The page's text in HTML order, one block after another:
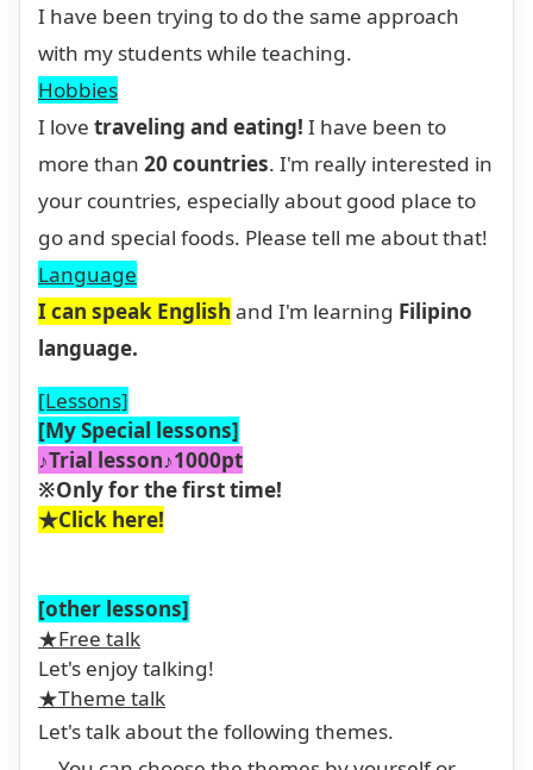
I have been trying to do the same approach
with my students while teaching.
Hobbies
I love traveling and eating! I have been to
more than 20 countries. I'm really interested in
your countries, especially about good place to
go and special foods. Please tell me about that!
Language
I can speak English and I'm learning Filipino
language.
[Lessons]
[My Special lessons]
♪Trial lesson♪1000pt
※Only for the first time!
★Click here!
[other lessons]
★Free talk
Let's enjoy talking!
★Theme talk
Let's talk about the following themes.